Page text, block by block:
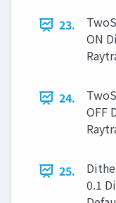
23.
ON
24.
OFF
25.
0.1